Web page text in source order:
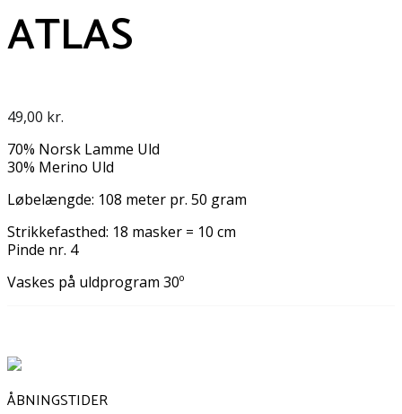
ATLAS
49,00 kr.
70% Norsk Lamme Uld
30% Merino Uld
Løbelængde: 108 meter pr. 50 gram
Strikkefasthed: 18 masker = 10 cm
Pinde nr. 4
Vaskes på uldprogram 30º
ÅBNINGSTIDER